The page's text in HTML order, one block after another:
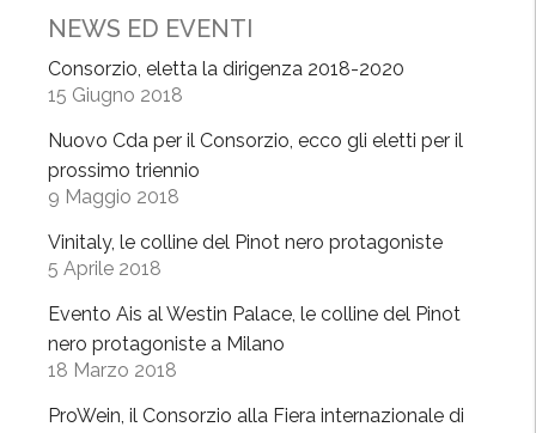
NEWS ED EVENTI
Consorzio, eletta la dirigenza 2018-2020
15 Giugno 2018
Nuovo Cda per il Consorzio, ecco gli eletti per il
prossimo triennio
9 Maggio 2018
Vinitaly, le colline del Pinot nero protagoniste
5 Aprile 2018
Evento Ais al Westin Palace, le colline del Pinot
nero protagoniste a Milano
18 Marzo 2018
ProWein, il Consorzio alla Fiera internazionale di